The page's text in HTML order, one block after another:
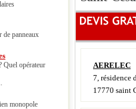
de panneaux
Quel opérateur
monopole
AERELEC
7, résidence
17770 saint